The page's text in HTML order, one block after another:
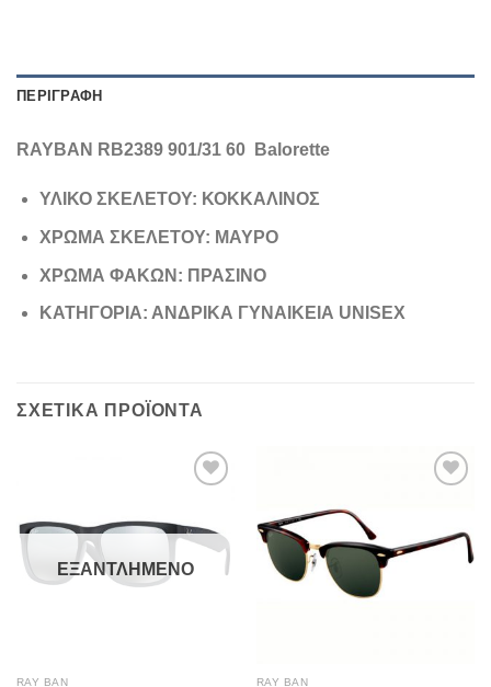
ΠΕΡΙΓΡΑΦΉ
RAYBAN RB2389 901/31 60 Balorette
ΥΛΙΚΟ ΣΚΕΛΕΤΟΥ: ΚΟΚΚΑΛΙΝΟΣ
ΧΡΩΜΑ ΣΚΕΛΕΤΟΥ: ΜΑΥΡΟ
ΧΡΩΜΑ ΦΑΚΩΝ: ΠΡΑΣΙΝΟ
ΚΑΤΗΓΟΡΙΑ: ΑΝΔΡΙΚΑ ΓΥΝΑΙΚΕΙΑ UNISEX
ΣΧΕΤΙΚΆ ΠΡΟΪΌΝΤΑ
ΕΞΑΝΤΛΗΜΈΝΟ
RAY BAN RAY BAN